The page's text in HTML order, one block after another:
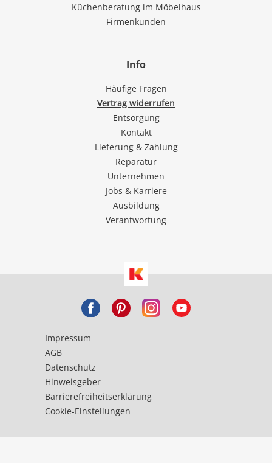
Küchenberatung im Möbelhaus
Firmenkunden
Info
Häufige Fragen
Vertrag widerrufen
Entsorgung
Kontakt
Lieferung & Zahlung
Reparatur
Unternehmen
Jobs & Karriere
Ausbildung
Verantwortung
Impressum
AGB
Datenschutz
Hinweisgeber
Barrierefreiheitserklärung
Cookie-Einstellungen